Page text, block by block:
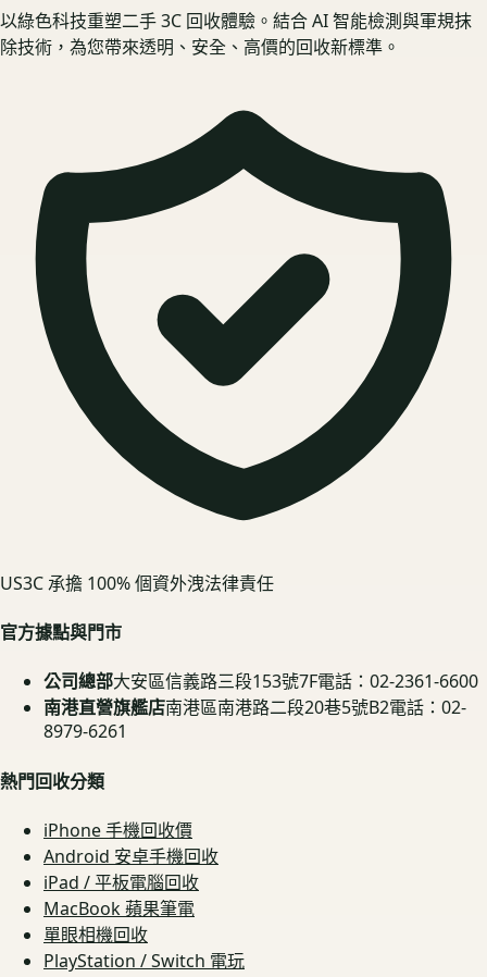
以綠色科技重塑二手 3C 回收體驗。結合 AI 智能檢測與軍規抹
除技術，為您帶來透明、安全、高價的回收新標準。
US3C 承擔 100% 個資外洩法律責任
官方據點與門市
公司總部大安區信義路三段153號7F電話：02-2361-6600
南港直營旗艦店南港區南港路二段20巷5號B2電話：02-
8979-6261
熱門回收分類
iPhone 手機回收價
Android 安卓手機回收
iPad / 平板電腦回收
MacBook 蘋果筆電
單眼相機回收
PlayStation / Switch 電玩